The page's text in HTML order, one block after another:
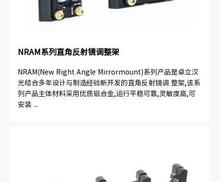
NRAM系列直角反射镜调整架
NRAM(New Right Angle Mirrormount)系列产品是卓立汉
光结合多年设计与制造经验新开发的直角反射镜调 整架,该系
列产品主体材料采用优质铝合金,运行平稳可靠,灵敏度高,可
安装 ...